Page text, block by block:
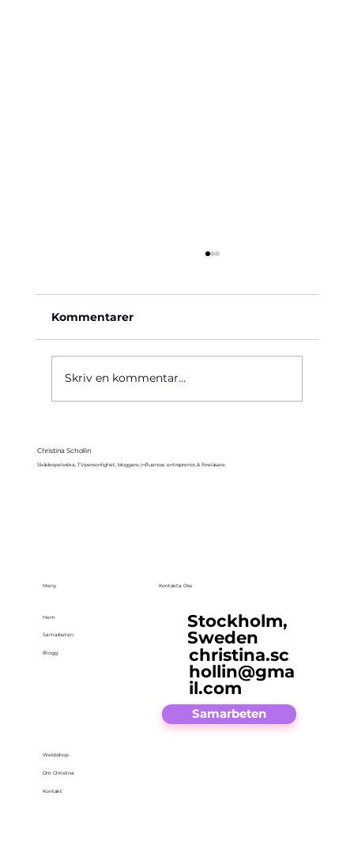
Kommentarer
Skriv en kommentar...
Christina Schollin
Skådespelerska, TV-personlighet, bloggare, influencer, entreprenör, & föreläsare.
Meny
Hem
Samarbeten
Blogg
Webbshop
Om Christina
Kontakt
Kontakta Oss
Stockholm,
Sweden
christina.sc
hollin@gma
il.com
Samarbeten